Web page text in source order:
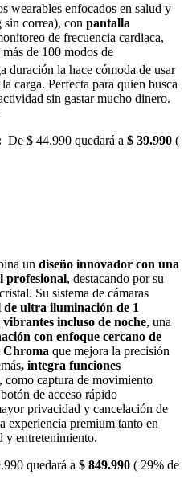
wearables enfocados en salud y
sin correa), con pantalla
de frecuencia cardiaca,
más de 100 modos de
duración la hace cómoda de usar
carga. Perfecta para quien busca
sin gastar mucho dinero.
De $ 44.990 quedará a $ 39.990 (
un diseño innovador con una
profesional, destacando por su
Su sistema de cámaras
ultra iluminación de 1
incluso de noche, una
con enfoque cercano de
Chroma que mejora la precisión
, integra funciones
, como captura de movimiento
de acceso rápido
privacidad y cancelación de
experiencia premium tanto en
y entretenimiento.
quedará a $ 849.990 ( 29% de